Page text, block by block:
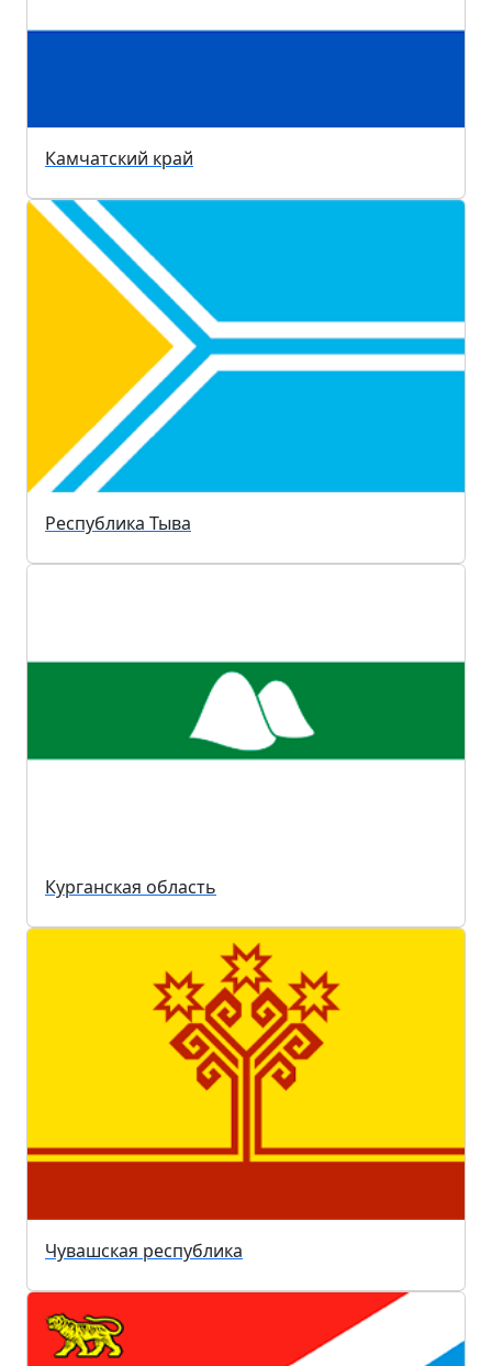
Камчатский край
Республика Тыва
Курганская область
Чувашская республика